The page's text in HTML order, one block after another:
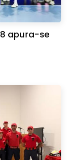
apura-se